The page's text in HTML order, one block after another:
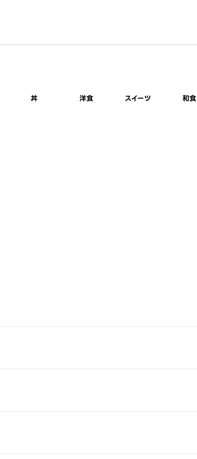
丼 洋食 スイーツ 和食